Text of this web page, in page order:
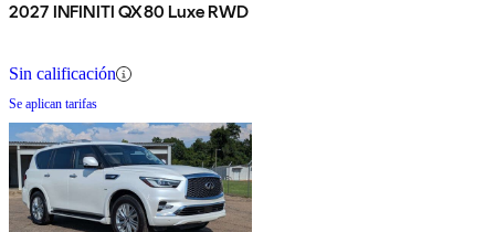
2027 INFINITI QX80 Luxe RWD
Sin calificación
Se aplican tarifas